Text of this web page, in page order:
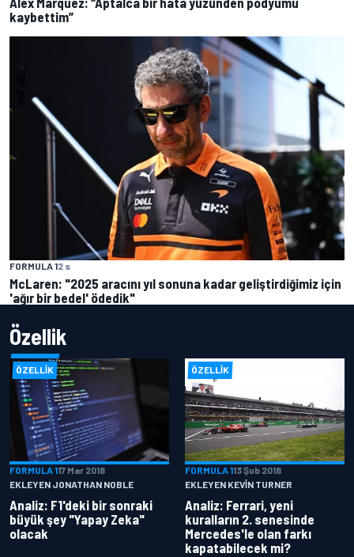
kaybettim”
FORMULA 12 s
McLaren: "2025 aracını yıl sonuna kadar geliştirdiğimiz için
'ağır bir bedel' ödedik"
Özellik
ÖZELLIK
FORMULA 117 Mar 2018
EKLEYEN JONATHAN NOBLE
Analiz: F1'deki bir sonraki
büyük şey "Yapay Zeka"
olacak
ÖZELLIK
FORMULA 113 Şub 2018
EKLEYEN KEVIN TURNER
Analiz: Ferrari, yeni
kuralların 2. senesinde
Mercedes'le olan farkı
kapatabilecek mi?